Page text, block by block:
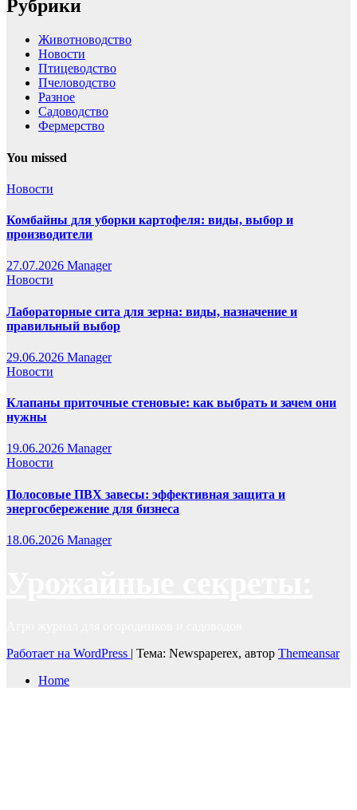
Рубрики
Животноводство
Новости
Птицеводство
Пчеловодство
Разное
Садоводство
Фермерство
You missed
Новости
Комбайны для уборки картофеля: виды, выбор и
производители
27.07.2026 Manager
Новости
Лабораторные сита для зерна: виды, назначение и
правильный выбор
29.06.2026 Manager
Новости
Клапаны приточные стеновые: как выбрать и зачем они
нужны
19.06.2026 Manager
Новости
Полосовые ПВХ завесы: эффективная защита и
энергосбережение для бизнеса
18.06.2026 Manager
Работает на WordPress | Тема: Newspaperex, автор Themeansar
Home